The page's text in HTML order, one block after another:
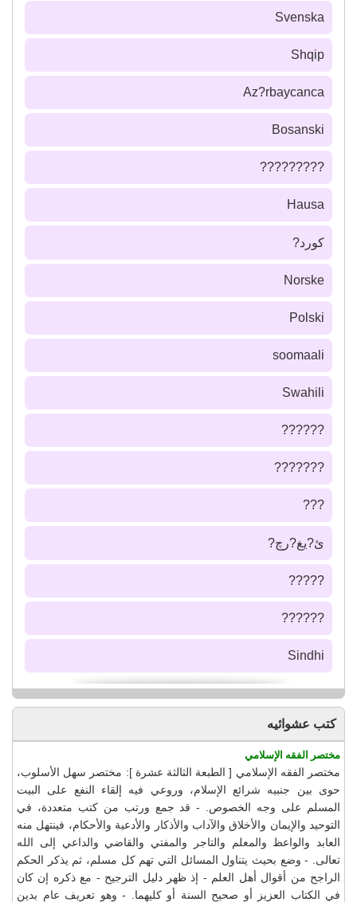
Svenska
Shqip
Az?rbaycanca
Bosanski
?????????
Hausa
كورد?
Norske
Polski
soomaali
Swahili
??????
???????
???
ئ?يغ?رچ?
?????
??????
Sindhi
كتب عشوائيه
مختصر الفقه الإسلامي
مختصر الفقه الإسلامي [ الطبعة الثالثة عشرة ]: مختصر سهل الأسلوب،
حوى بين جنبيه شرائع الإسلام، وروعي فيه إلقاء النفع على البيت
المسلم على وجه الخصوص. - قد جمع ورتب من كتب متعددة، في
التوحيد والإيمان والأخلاق والآداب والأذكار والأدعية والأحكام، فينتهل منه
العابد والواعظ والمعلم والتاجر والمفتي والقاضي والداعي إلى الله
تعالى. - وضع بحيث يتناول المسائل التي تهم كل مسلم، ثم يذكر الحكم
الراجح من أقوال أهل العلم - إذ ظهر دليل الترجيح - مع ذكره إن كان
في الكتاب العزيز أو صحيح السنة أو كليهما. - وهو تعريف عام بدين